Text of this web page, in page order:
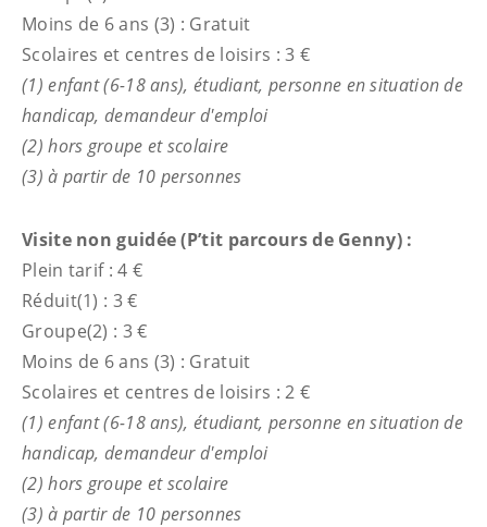
Moins de 6 ans (3) : Gratuit
Scolaires et centres de loisirs : 3 €
(1) enfant (6-18 ans), étudiant, personne en situation de
handicap, demandeur d'emploi
(2) hors groupe et scolaire
(3) à partir de 10 personnes
Visite non guidée (P’tit parcours de Genny) :
Plein tarif : 4 €
Réduit(1) : 3 €
Groupe(2) : 3 €
Moins de 6 ans (3) : Gratuit
Scolaires et centres de loisirs : 2 €
(1) enfant (6-18 ans), étudiant, personne en situation de
handicap, demandeur d'emploi
(2) hors groupe et scolaire
(3) à partir de 10 personnes